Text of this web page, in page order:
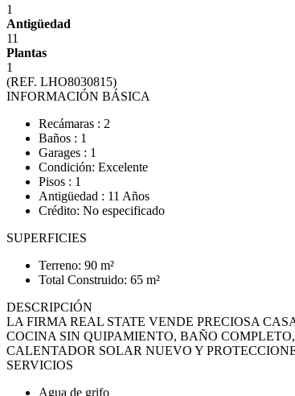
1
Antigüedad
11
Plantas
1
(REF. LHO8030815)
INFORMACIÓN BÁSICA
Recámaras : 2
Baños : 1
Garages : 1
Condición: Excelente
Pisos : 1
Antigüedad : 11 Años
Crédito: No especificado
SUPERFICIES
Terreno: 90 m²
Total Construido: 65 m²
DESCRIPCIÓN
LA FIRMA REAL STATE VENDE PRECIOSA
COCINA SIN QUIPAMIENTO, BAÑO
CALENTADOR SOLAR NUEVO Y
SERVICIOS
Agua de grifo